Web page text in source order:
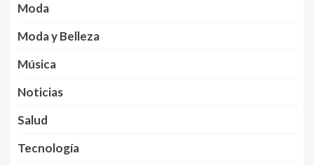
Moda
Moda y Belleza
Música
Noticias
Salud
Tecnología